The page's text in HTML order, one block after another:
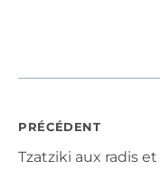
Navigation
PRÉCÉDENT
Tzatziki aux radis et